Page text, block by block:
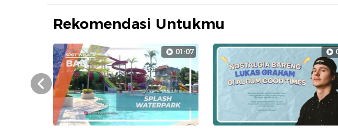
Rekomendasi Untukmu
01:07
Prev